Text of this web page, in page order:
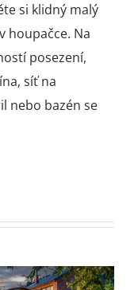
si klidný malý
houpačce. Na
posezení,
síť na
nebo bazén se